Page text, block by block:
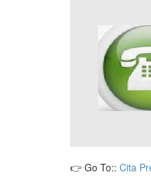
👉 Go To:: Cita